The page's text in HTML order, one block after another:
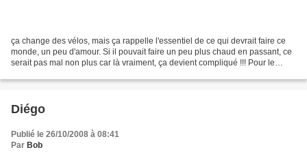
ça change des vélos, mais ça rappelle l'essentiel de ce qui devrait faire ce
monde, un peu d'amour. Si il pouvait faire un peu plus chaud en passant, ce
serait pas mal non plus car là vraiment, ça devient compliqué !!! Pour le
Diégo
Publié le 26/10/2008 à 08:41
Par Bob